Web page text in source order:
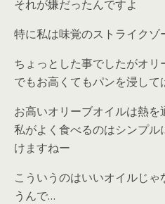
それが嫌だったんですよ
特に私は味覚のストライクゾ
ちょっとした事でしたがオ
でもお高くてもパンを浸して
お高いオリーブオイルは熱
私がよく食べるのはシンプ
けますねー
こういうのはいいオイルじ
うんで…